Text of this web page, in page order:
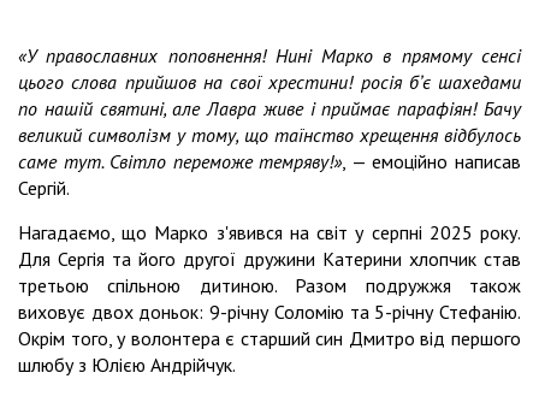
«У православних поповнення! Нині Марко в прямому сенсі
цього слова прийшов на свої хрестини! росія бʼє шахедами
по нашій святині, але Лавра живе і приймає парафіян! Бачу
великий символізм у тому, що таїнство хрещення відбулось
саме тут. Світло переможе темряву!», — емоційно написав
Сергій.
Нагадаємо, що Марко з'явився на світ у серпні 2025 року.
Для Сергія та його другої дружини Катерини хлопчик став
третьою спільною дитиною. Разом подружжя також
виховує двох доньок: 9-річну Соломію та 5-річну Стефанію.
Окрім того, у волонтера є старший син Дмитро від першого
шлюбу з Юлією Андрійчук.